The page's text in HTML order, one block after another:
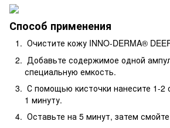
Способ применения
Очистите кожу INNO-DERMA®
Добавьте содержимое одной
специальную емкость.
С помощью кисточки нанесите 1-2
1 минуту.
Оставьте на 5 минут, затем